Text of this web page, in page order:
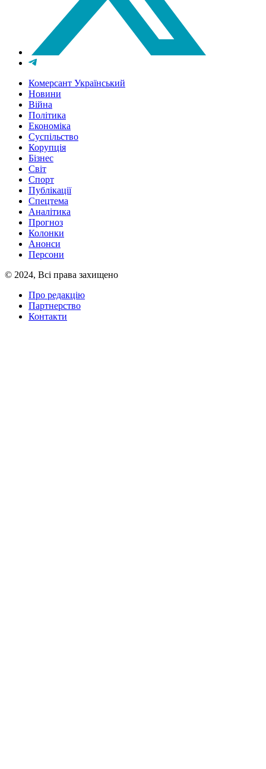
Комерсант Український
Новини
Війна
Політика
Економіка
Суспільство
Корупція
Бізнес
Світ
Спорт
Публікації
Спецтема
Аналітика
Прогноз
Колонки
Анонси
Персони
© 2024, Всі права захищено
Про редакцію
Партнерство
Контакти